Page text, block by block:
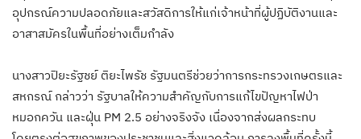
อุปกรณ์ความปลอดภัยและสวัสดิการให้แก่เจ้าหน้าที่ผู้ปฏิบัติงานและ
อาสาสมัครในพื้นที่อย่างเต็มกำลัง
นางสาวปิยะรัฐชย์ ติยะไพรัช รัฐมนตรีช่วยว่าการกระทรวงเกษตรและ
สหกรณ์ กล่าวว่า รัฐบาลให้ความสำคัญกับการแก้ไขปัญหาไฟป่า
หมอกควัน และฝุ่น PM 2.5 อย่างจริงจัง เนื่องจากส่งผลกระทบ